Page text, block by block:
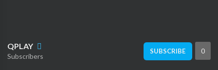
QPLAY
Subscribers
SUBSCRIBE 0